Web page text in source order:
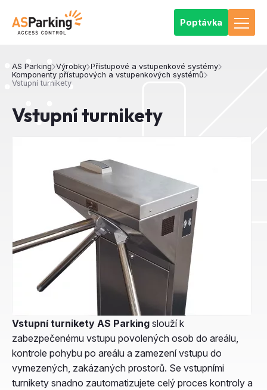
Poptávka
AS Parking Výrobky Přístupové a vstupenkové systémy
Komponenty přístupových a vstupenkových systémů
Vstupní turnikety
Vstupní turnikety
Vstupní turnikety AS Parking slouží k
zabezpečenému vstupu povolených osob do areálu,
kontrole pohybu po areálu a zamezení vstupu do
vymezených, zakázaných prostorů. Se vstupními
turnikety snadno zautomatizujete celý proces kontroly a